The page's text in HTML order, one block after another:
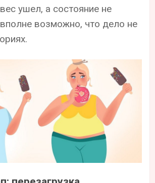
ушел, а состояние не
возможно, что дело не